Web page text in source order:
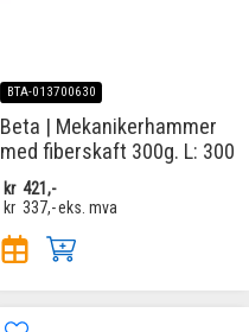
BTA-013700630
Beta | Mekanikerhammer
med fiberskaft 300g. L: 300
kr 421,-
kr 337,-eks. mva